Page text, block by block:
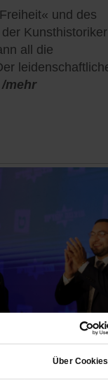
Über Cookies
und des
Kunsthistoriker
all die
/mehr
Regierung
des Pöbels